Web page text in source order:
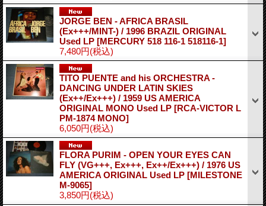
JORGE BEN - AFRICA BRASIL
(Ex+++/MINT-) / 1996 BRAZIL ORIGINAL
Used LP [MERCURY 518 116-1 518116-1]
7,480円(税込)
TITO PUENTE and his ORCHESTRA -
DANCING UNDER LATIN SKIES
(Ex++/Ex+++) / 1959 US AMERICA
ORIGINAL MONO Used LP [RCA-VICTOR L
PM-1874 MONO]
6,050円(税込)
FLORA PURIM - OPEN YOUR EYES CAN
FLY (VG+++, Ex+++, Ex++/Ex+++) / 1976 US
AMERICA ORIGINAL Used LP [MILESTONE
M-9065]
3,850円(税込)